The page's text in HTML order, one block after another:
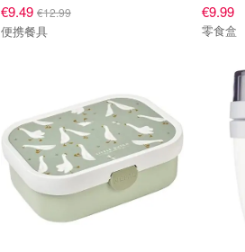
€9.49 €12.99
便携餐具
€9.99
零食盒